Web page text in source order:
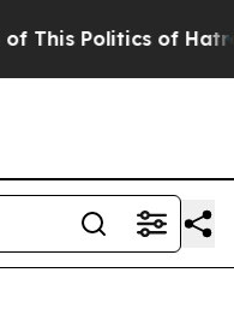
Politics of Hatred”